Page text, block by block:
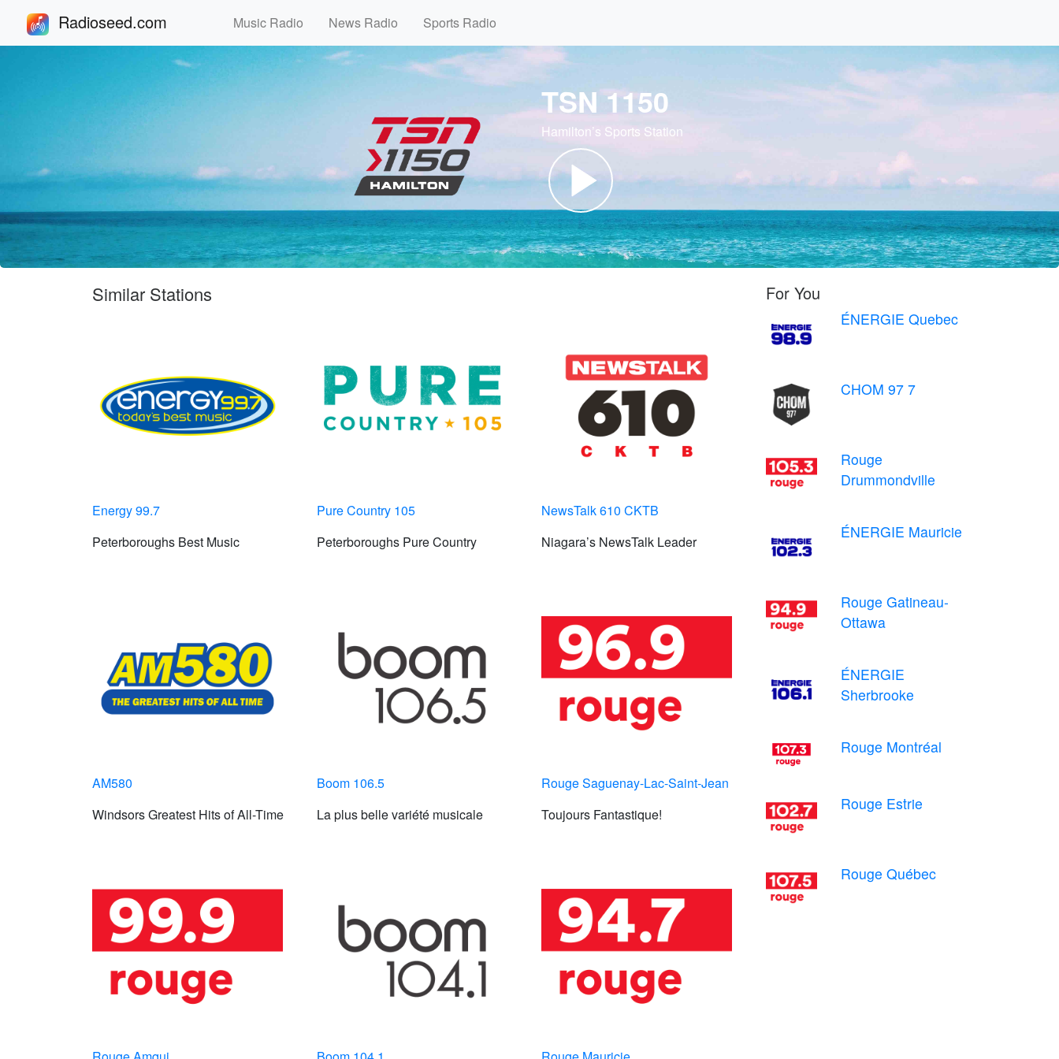
Radioseed.com Music Radio News Radio Sports Radio
TSN 1150
Hamilton’s Sports Station
Similar Stations
Energy 99.7
Peterboroughs Best Music
Pure Country 105
Peterboroughs Pure Country
NewsTalk 610 CKTB
Niagara’s NewsTalk Leader
AM580
Windsors Greatest Hits of All-Time
Boom 106.5
La plus belle variété musicale
Rouge Saguenay-Lac-Saint-Jean
Toujours Fantastique!
For You
ÉNERGIE Quebec
CHOM 97 7
Rouge
Drummondville
ÉNERGIE Mauricie
Rouge Gatineau-
Ottawa
ÉNERGIE
Sherbrooke
Rouge Montréal
Rouge Estrie
Rouge Québec